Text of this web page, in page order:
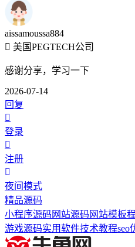
aissamoussa884
美国PEGTECH公司
感谢分享，学习一下
2026-07-14
回复
登录
注册
夜间模式
精品源码
小程序源码 网站源码 网站模板
游戏源码实用软件技术教程seo